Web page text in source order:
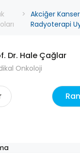
Akciğer
Radyoterapi
Dr. Hale Çağlar
Onkoloji